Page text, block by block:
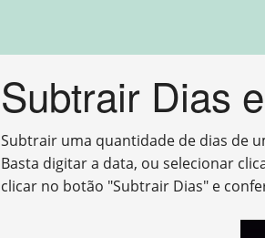
Subtrair Dias
Subtrair uma quantidade de dias de
Basta digitar a data, ou selecionar
clicar no botão "Subtrair Dias" e